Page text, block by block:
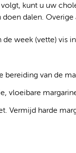
kunt u uw
dalen. Overige
de week (vette) vis
bereiding van de
vloeibare
Vermijd harde